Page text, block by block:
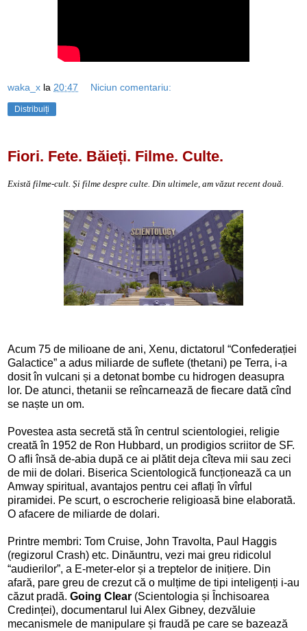
waka_x la 20:47 Niciun comentariu:
Distribuiți
Fiori. Fete. Băieți. Filme. Culte.
Există filme-cult. Și filme despre culte. Din ultimele, am văzut recent două.
Acum 75 de milioane de ani, Xenu, dictatorul “Confederației
Galactice” a adus miliarde de suflete (thetani) pe Terra, i-a
dosit în vulcani și a detonat bombe cu hidrogen deasupra
lor. De atunci, thetanii se reîncarnează de fiecare dată cînd
se naște un om.
Povestea asta secretă stă în centrul scientologiei, religie
creată în 1952 de Ron Hubbard, un prodigios scriitor de SF.
O afli însă de-abia după ce ai plătit deja cîteva mii sau zeci
de mii de dolari. Biserica Scientologică funcționează ca un
Amway spiritual, avantajos pentru cei aflați în vîrful
piramidei. Pe scurt, o escrocherie religioasă bine elaborată.
O afacere de miliarde de dolari.
Printre membri: Tom Cruise, John Travolta, Paul Haggis
(regizorul Crash) etc. Dinăuntru, vezi mai greu ridicolul
“audierilor”, a E-meter-elor și a treptelor de inițiere. Din
afară, pare greu de crezut că o mulțime de tipi inteligenți i-au
căzut pradă. Going Clear (Scientologia și Închisoarea
Credinței), documentarul lui Alex Gibney, dezvăluie
mecanismele de manipulare și fraudă pe care se bazează